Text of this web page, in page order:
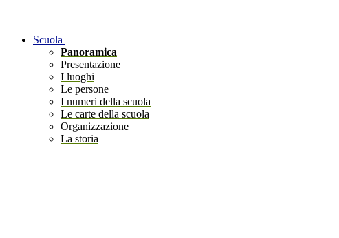
Scuola
Panoramica
Presentazione
I luoghi
Le persone
I numeri della scuola
Le carte della scuola
Organizzazione
La storia